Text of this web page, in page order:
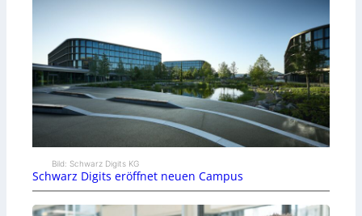
Bild: Schwarz Digits KG
Schwarz Digits eröffnet neuen Campus